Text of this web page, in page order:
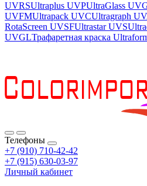
UVRSUltraplus UVPUltraGlass
UVFMUltrapack UVCUltragraph
RotaScreen UVSFUltrastar UVS
UVGLТрафаретная краска
Телефоны
+7 (910) 710-42-42
+7 (915) 630-03-97
Личный кабинет